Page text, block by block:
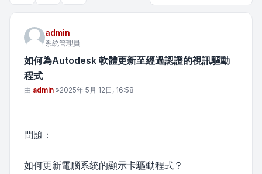
admin
系統管理員
如何為Autodesk 軟體更新至經過認證的視訊驅動
程式
文章
由 admin »2025年 5月 12日, 16:58
問題：
如何更新電腦系統的顯示卡驅動程式？